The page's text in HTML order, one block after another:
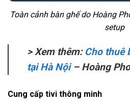
Toàn cảnh bàn ghế do Hoàng
setup
> Xem thêm: Cho thuê
tại Hà Nội– Hoàng
Cung cấp tivi thông minh